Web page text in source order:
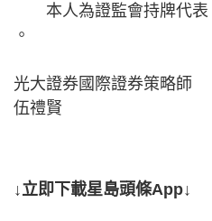
本人為證監會持牌代表
。
光大證券國際證券策略師
伍禮賢
↓立即下載星島頭條App↓